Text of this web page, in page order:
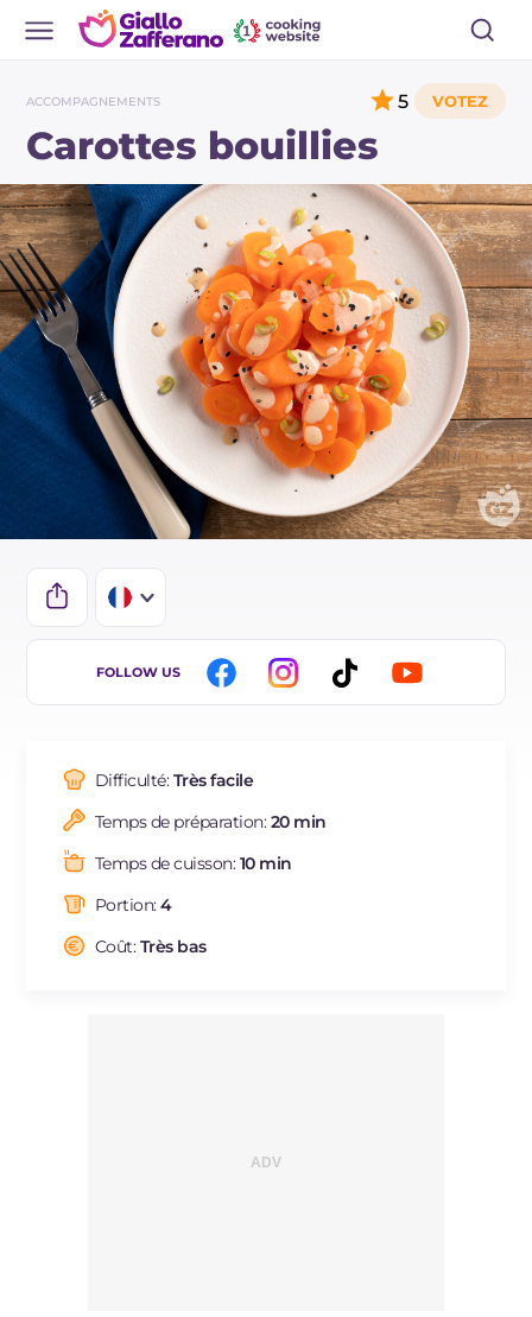
ACCOMPAGNEMENTS
Carottes bouillies
5
IT
ES
BR
NL
FOLLOW US
Difficulté:Très facile
Temps de préparation:20 min
Temps de cuisson:10 min
Portion:4
Coût:Très bas